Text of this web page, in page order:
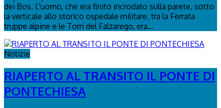
dei Bos. L'uomo, che era finito incrodato sulla parete, sotto
la verticale allo storico ospedale militare, tra la Ferrata
truppe alpine e le Torri del Falzarego, era...
Notizie
RIAPERTO AL TRANSITO IL PONTE DI
PONTECHIESA